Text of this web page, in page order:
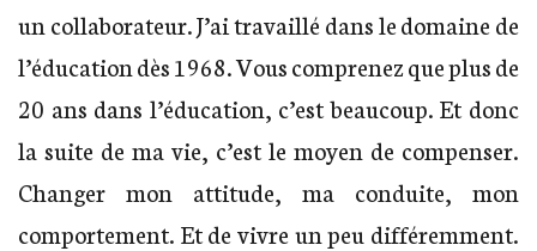
un collaborateur. J’ai travaillé dans le domaine de
l’éducation dès 1968. Vous comprenez que plus de
20 ans dans l’éducation, c’est beaucoup. Et donc
la suite de ma vie, c’est le moyen de compenser.
Changer mon attitude, ma conduite, mon
comportement. Et de vivre un peu différemment.